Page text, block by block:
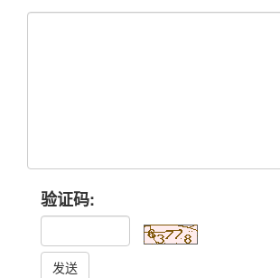
验证码:
发送